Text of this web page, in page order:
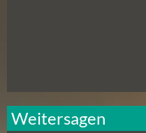
C
H
S
Weitersagen